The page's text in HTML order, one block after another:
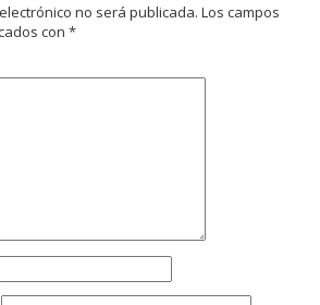
no será publicada. Los campos
con *